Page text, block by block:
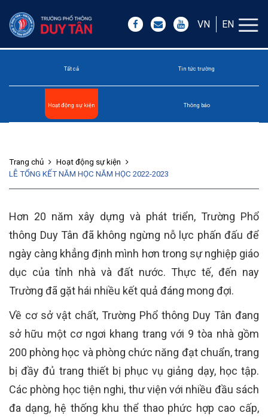
VN EN
Tất cả Tin tức trường
Hoạt động sự kiện Thông báo
Trang chủ
Hoạt động sự kiện
LỄ TỔNG KẾT NĂM HỌC NĂM HỌC 2022-2023
Hơn 20 năm xây dựng và phát triển, Trường Phổ
thông Duy Tân đã không ngừng nỗ lực phấn đấu để
ngày càng khẳng định mình hơn trong sự nghiệp giáo
dục của tỉnh nhà và đất nước. Thực tế, đến nay
Trường đã gặt hái nhiều kết quả đáng mong đợi.
Về cơ sở vật chất, Trường Phổ thông Duy Tân đang
sở hữu một cơ ngơi khang trang với 9 tòa nhà gồm
200 phòng học và phòng chức năng đạt chuẩn, trang
bị đầy đủ trang thiết bị phục vụ giảng dạy, học tập.
Các phòng học tiện nghi, thư viện với nhiều đầu sách
đa dạng, hệ thống khu thể thao phức hợp cao cấp,